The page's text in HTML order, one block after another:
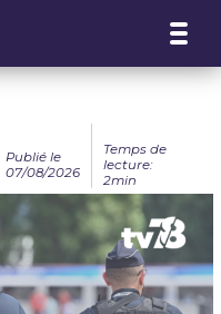
Publié le
07/08/2026
Temps de
lecture:
2min